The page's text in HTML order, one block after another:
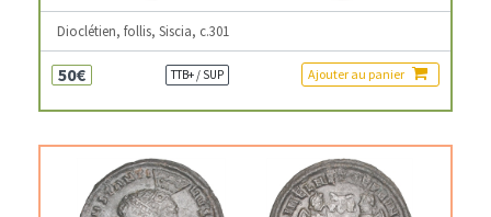
Dioclétien, follis, Siscia, c.301
50€ TTB+ / SUP Ajouter au panier